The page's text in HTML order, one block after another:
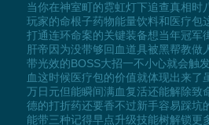
当你在神室町的霓虹灯下追查真相时
玩家的命根子药物能量饮料和医疗包
打通连环命案的关键装备想当年冠军
肝帝因为没带够回血道具被黑帮教做
带光效的BOSS大招一不小心就会触
血这时候医疗包的价值就体现出来了
万日元但能瞬间满血复活还能解除致
德的打折药还要香不过新手容易踩坑
能带三种记得早点升级技能树解锁更